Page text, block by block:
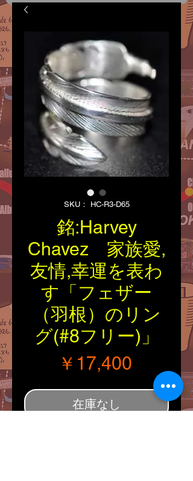
SKU： HC-R3-D65
銘:Harvey
Chavez 家族愛,
友情,幸運を表わ
す「フェザー
（羽根）のリン
グ(#8フリー)」
￥17,400
在庫なし